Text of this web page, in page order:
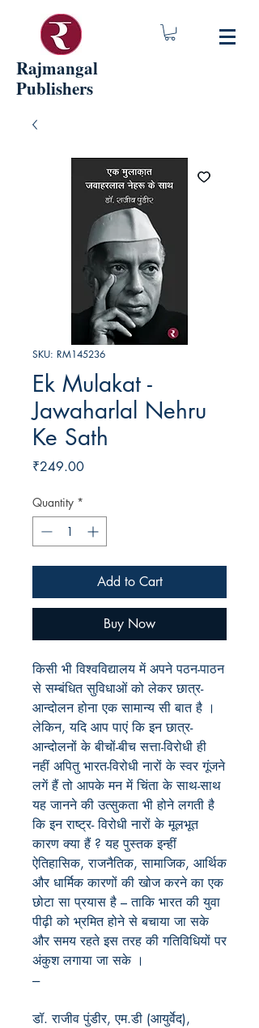
Rajmangal
Publishers
SKU: RM145236
Ek Mulakat -
Jawaharlal Nehru
Ke Sath
₹249.00Price
Quantity *
Add to Cart
Buy Now
किसी भी विश्वविद्यालय में अपने पठन-पाठन
से सम्बंधित सुविधाओं को लेकर छात्र-
आन्दोलन होना एक सामान्य सी बात है ।
लेकिन, यदि आप पाएं कि इन छात्र-
आन्दोलनों के बीचों-बीच सत्ता-विरोधी ही
नहीं अपितु भारत-विरोधी नारों के स्वर गूंजने
लगें हैं तो आपके मन में चिंता के साथ-साथ
यह जानने की उत्सुकता भी होने लगती है
कि इन राष्ट्र- विरोधी नारों के मूलभूत
कारण क्या हैं ? यह पुस्तक इन्हीं
ऐतिहासिक, राजनैतिक, सामाजिक, आर्थिक
और धार्मिक कारणों की खोज करने का एक
छोटा सा प्रयास है – ताकि भारत की युवा
पीढ़ी को भ्रमित होने से बचाया जा सके
और समय रहते इस तरह की गतिविधियों पर
अंकुश लगाया जा सके ।
---
डॉ. राजीव पुंडीर, एम.डी (आयुर्वेद),